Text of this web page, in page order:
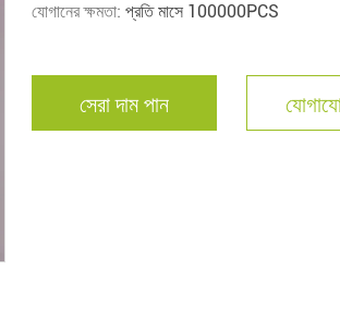
যোগানের ক্ষমতা: প্রতি মাসে 100000PCS
সেরা দাম পান